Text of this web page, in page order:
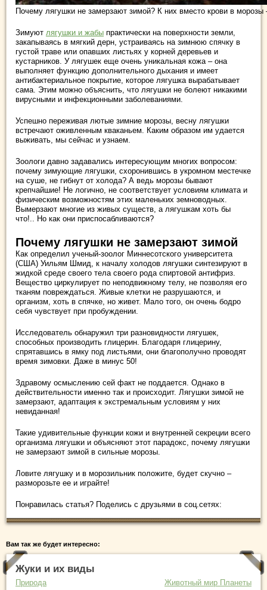
Почему лягушки не замерзают зимой? К них вместо крови в морозы
Зимуют лягушки и жабы практически на поверхности земли,
закапываясь в мягкий дерн, устраиваясь на зимнюю спячку в
густой траве или опавших листьях у корней деревьев и
кустарников. У лягушек еще очень уникальная кожа – она
выполняет функцию дополнительного дыхания и имеет
антибактериальное покрытие, которое лягушка вырабатывает
сама. Этим можно объяснить, что лягушки не болеют никакими
вирусными и инфекционными заболеваниями.
Успешно переживая лютые зимние морозы, весну лягушки
встречают оживленным кваканьем. Каким образом им удается
выживать, мы сейчас и узнаем.
Зоологи давно задавались интересующим многих вопросом:
почему зимующие лягушки, схоронившись в укромном местечке
на суше, не гибнут от холода? А ведь морозы бывают
крепчайшие! Не логично, не соответствует условиям климата и
физическим возможностям этих маленьких земноводных.
Вымерзают многие из живых существ, а лягушкам хоть бы
что!.. Но как они приспосабливаются?
Почему лягушки не замерзают зимой
Как определил ученый-зоолог Миннесотского университета
(США) Уильям Шмид, к началу холодов лягушки синтезируют в
жидкой среде своего тела своего рода спиртовой антифриз.
Вещество циркулирует по неподвижному телу, не позволяя его
тканям повреждаться. Живые клетки не разрушаются, и
организм, хоть в спячке, но живет. Мало того, он очень бодро
себя чувствует при пробуждении.
Исследователь обнаружил три разновидности лягушек,
способных производить глицерин. Благодаря глицерину,
спрятавшись в ямку под листьями, они благополучно проводят
время зимовки. Даже в минус 50!
Здравому осмыслению сей факт не поддается. Однако в
действительности именно так и происходит. Лягушки зимой не
замерзают, адаптация к экстремальным условиям у них
невиданная!
Такие удивительные функции кожи и внутренней секреции всего
организма лягушки и объясняют этот парадокс, почему лягушки
не замерзают зимой в сильные морозы.
Ловите лягушку и в морозильник положите, будет скучно –
разморозьте ее и играйте!
Понравилась статья? Поделись с друзьями в соц.сетях:
Вам так же будет интересно:
Жуки и их виды
Природа Животный мир Планеты